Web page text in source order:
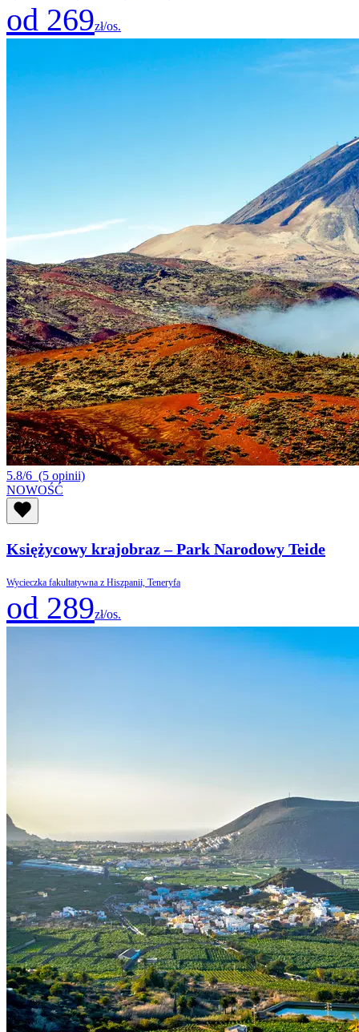
od 269zł/os.
5.8/6 (5 opinii)
NOWOŚĆ
Księżycowy krajobraz – Park Narodowy Teide
Wycieczka fakultatywna z Hiszpanii, Teneryfa
od 289zł/os.